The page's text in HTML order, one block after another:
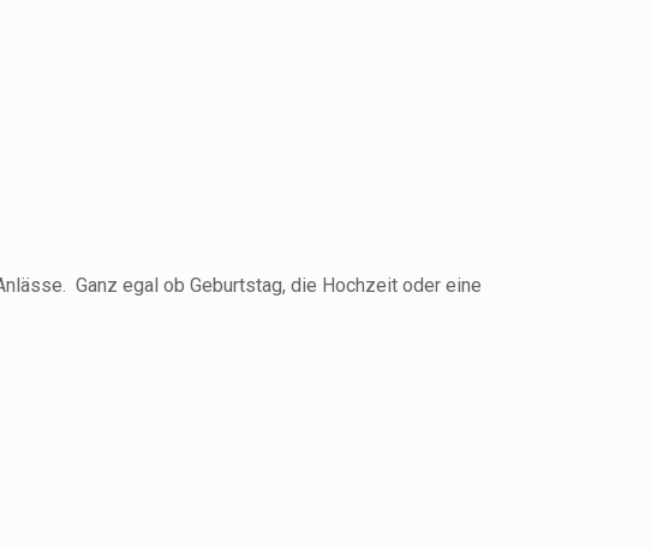
Ganz egal ob Geburtstag, die Hochzeit oder eine